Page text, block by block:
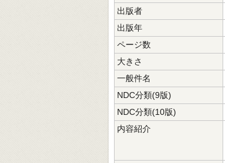
出版者
出版年
ページ数
大きさ
一般件名
NDC分類(9版)
NDC分類(10版)
内容紹介